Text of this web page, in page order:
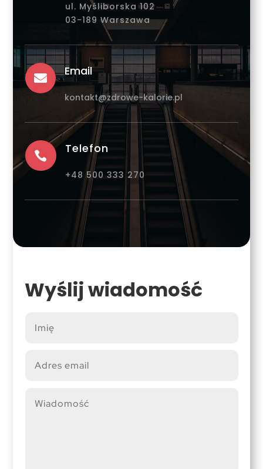
ul. Myśliborska 102
03-189 Warszawa
 Email
kontakt@zdrowe-kalorie.pl
 Telefon
+48 500 333 270
Wyślij wiadomość